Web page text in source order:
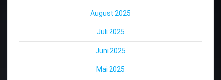
August 2025
Juli 2025
Juni 2025
Mai 2025